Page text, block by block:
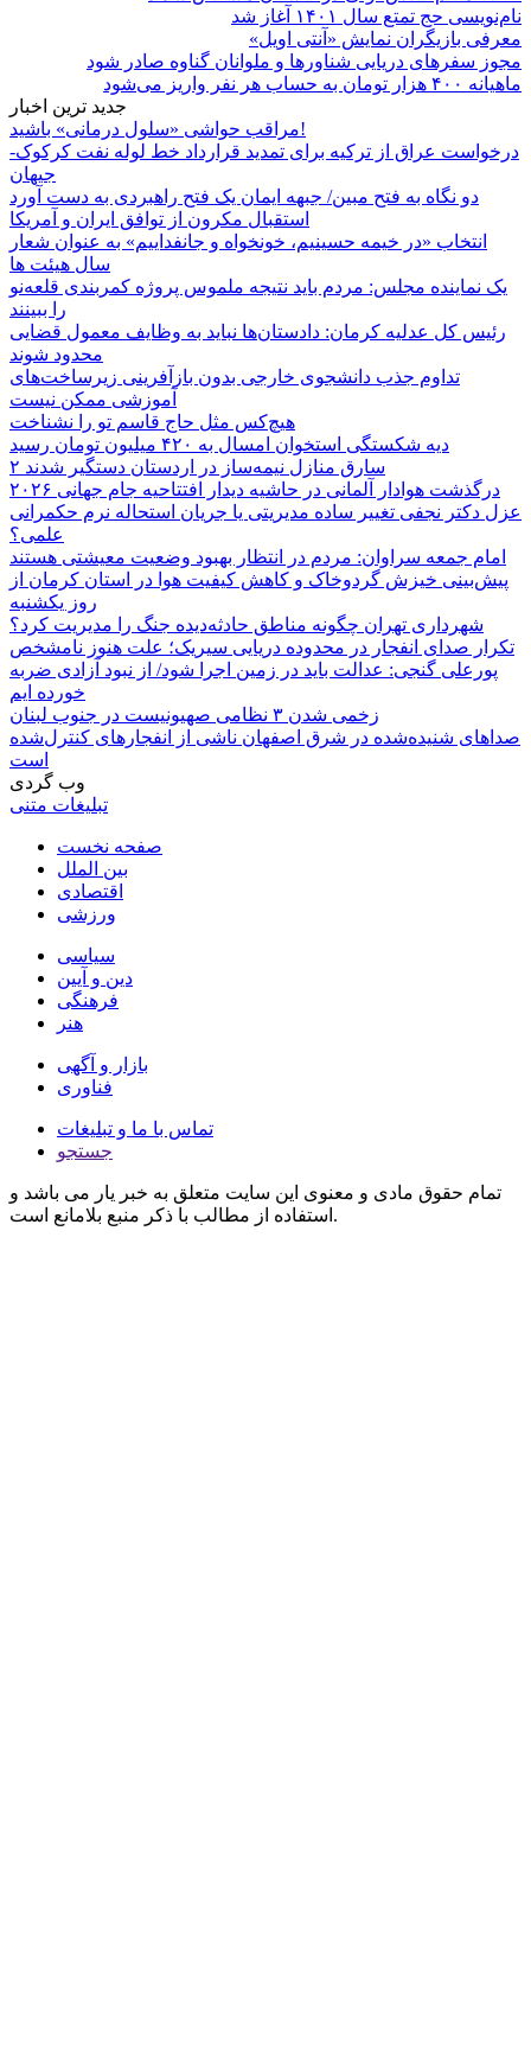
نام‌نویسی حج تمتع سال ۱۴۰۱ آغاز شد
معرفی بازیگران نمایش «آنتی اویل»
مجوز سفرهای دریایی شناورها و ملوانان گناوه صادر شود
ماهیانه ۴۰۰ هزار تومان به حساب هر نفر واریز می‌شود
جدید ترین اخبار
مراقب حواشی «سلول درمانی» باشید!
درخواست عراق از ترکیه برای تمدید قرارداد خط لوله نفت کرکوک-
جیهان
دو نگاه به فتح مبین/ جبهه ایمان یک فتح راهبردی به دست آورد
استقبال مکرون از توافق ایران و آمریکا
انتخاب «در خیمه حسینیم، خونخواه و جانفداییم» به عنوان شعار
سال هیئت ها
یک نماینده مجلس: مردم باید نتیجه ملموس پروژه کمربندی قلعه‌نو
را ببینند
رئیس کل عدلیه کرمان: دادستان‌ها نباید به وظایف معمول قضایی
محدود شوند
تداوم جذب دانشجوی خارجی بدون بازآفرینی زیرساخت‌های
آموزشی ممکن نیست
هیچ‌کس مثل حاج قاسم تو را نشناخت
دیه شکستگی استخوان امسال به ۴۲۰ میلیون تومان رسید
۲ سارق منازل نیمه‌ساز در اردستان دستگیر شدند
درگذشت هوادار آلمانی در حاشیه دیدار افتتاحیه جام جهانی ۲۰۲۶
عزل دکتر نجفی تغییر ساده مدیریتی یا جریان استحاله نرم حکمرانی
علمی؟
امام جمعه سراوان: مردم در انتظار بهبود وضعیت معیشتی هستند
پیش‌بینی خیزش گردوخاک و کاهش کیفیت هوا در استان کرمان از
روز یکشنبه
شهرداری تهران چگونه مناطق حادثه‌دیده جنگ را مدیریت کرد؟
تکرار صدای انفجار در محدوده دریایی سیریک؛ علت هنوز نامشخص
پورعلی گنجی: عدالت باید در زمین اجرا شود/ از نبود آزادی ضربه
خورده ایم
زخمی شدن ۳ نظامی صهیونیست در جنوب لبنان
صداهای شنیده‌شده در شرق اصفهان ناشی از انفجارهای کنترل‌شده
است
وب گردی
تبلیغات متنی
صفحه نخست
بین الملل
اقتصادی
ورزشی
سیاسی
دین و آیین
فرهنگی
هنر
بازار و آگهی
فناوری
تماس با ما و تبلیغات
جستجو
تمام حقوق مادی و معنوی این سایت متعلق به خبر یار می باشد و
استفاده از مطالب با ذکر منبع بلامانع است.